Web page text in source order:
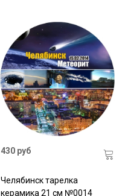
430 руб
Челябинск тарелка
керамика 21 см №0014